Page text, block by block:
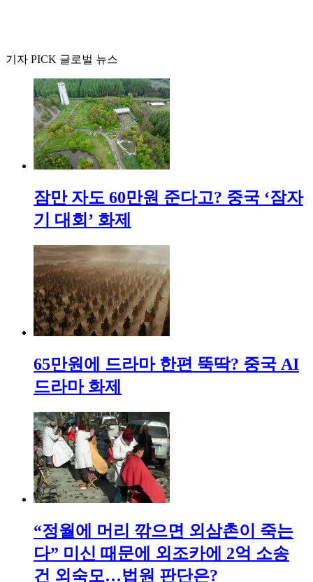
기자 PICK 글로벌 뉴스
잠만 자도 60만원 준다고? 중국 ‘잠자
기 대회’ 화제
65만원에 드라마 한편 뚝딱? 중국 AI
드라마 화제
“정월에 머리 깎으면 외삼촌이 죽는
다” 미신 때문에 외조카에 2억 소송
건 외숙모…법원 판단은?